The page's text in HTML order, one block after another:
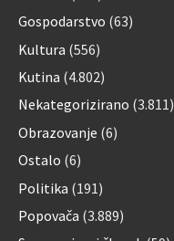
Gospodarstvo (63)
Kultura (556)
Kutina (4.802)
Nekategorizirano (3.811)
Obrazovanje (6)
Ostalo (6)
Politika (191)
Popovača (3.889)